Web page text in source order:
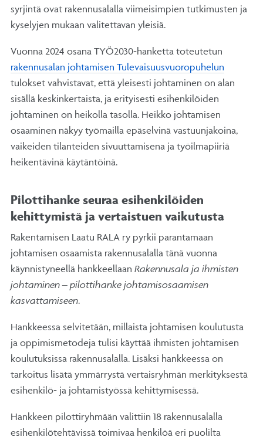
syrjintä ovat rakennusalalla viimeisimpien tutkimusten ja
kyselyjen mukaan valitettavan yleisiä.
Vuonna 2024 osana TYÖ2030-hanketta toteutetun
rakennusalan johtamisen Tulevaisuusvuoropuhelun
tulokset vahvistavat, että yleisesti johtaminen on alan
sisällä keskinkertaista, ja erityisesti esihenkilöiden
johtaminen on heikolla tasolla. Heikko johtamisen
osaaminen näkyy työmailla epäselvinä vastuunjakoina,
vaikeiden tilanteiden sivuuttamisena ja työilmapiiriä
heikentävinä käytäntöinä.
Pilottihanke seuraa esihenkilöiden
kehittymistä ja vertaistuen vaikutusta
Rakentamisen Laatu RALA ry pyrkii parantamaan
johtamisen osaamista rakennusalalla tänä vuonna
käynnistyneellä hankkeellaan Rakennusala ja ihmisten
johtaminen – pilottihanke johtamisosaamisen
kasvattamiseen.
Hankkeessa selvitetään, millaista johtamisen koulutusta
ja oppimismetodeja tulisi käyttää ihmisten johtamisen
koulutuksissa rakennusalalla. Lisäksi hankkeessa on
tarkoitus lisätä ymmärrystä vertaisryhmän merkityksestä
esihenkilö- ja johtamistyössä kehittymisessä.
Hankkeen pilottiryhmään valittiin 18 rakennusalalla
esihenkilötehtävissä toimivaa henkilöä eri puolilta